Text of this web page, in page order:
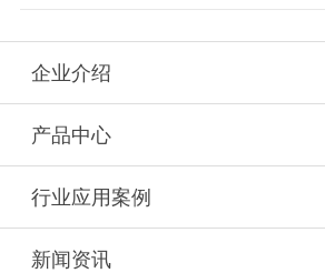
企业介绍
产品中心
行业应用案例
新闻资讯